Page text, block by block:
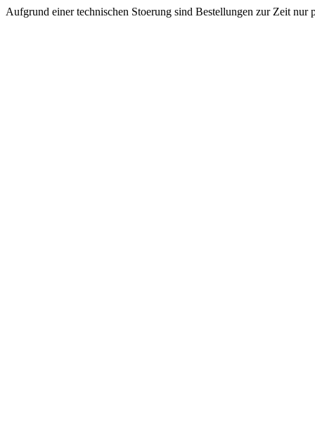
Aufgrund einer technischen Stoerung sind Bestellungen zur Zeit nur